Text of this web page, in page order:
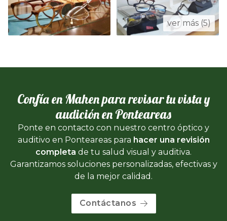
ver más (5)
Confía en Mahen para revisar tu vista y
audición en Ponteareas
Ponte en contacto con nuestro centro óptico y
auditivo en Ponteareas para hacer una revisión
completa de tu salud visual y auditiva.
Garantizamos soluciones personalizadas, efectivas y
de la mejor calidad.
Contáctanos